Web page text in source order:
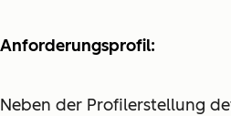
Anforderungsprofil:
Neben der Profilerstellung